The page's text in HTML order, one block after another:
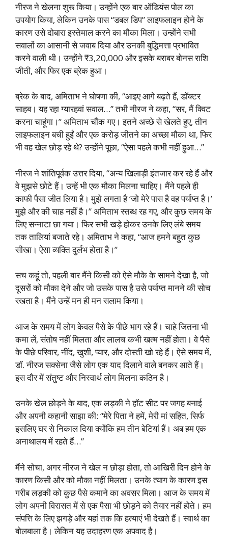
नीरज ने खेलना शुरू किया। उन्होंने एक बार ऑडियंस पोल का
उपयोग किया, लेकिन उनके पास “डबल डिप” लाइफलाइन होने के
कारण उसे दोबारा इस्तेमाल करने का मौका मिला। उन्होंने सभी
सवालों का आसानी से जवाब दिया और उनकी बुद्धिमत्ता प्रभावित
करने वाली थी। उन्होंने ₹3,20,000 और इसके बराबर बोनस राशि
जीती, और फिर एक ब्रेक हुआ।
ब्रेक के बाद, अमिताभ ने घोषणा की, “आइए आगे बढ़ते हैं, डॉक्टर
साहब। यह रहा ग्यारहवां सवाल…” तभी नीरज ने कहा, “सर, मैं क्विट
करना चाहूंगा।” अमिताभ चौंक गए। इतने अच्छे से खेलते हुए, तीन
लाइफलाइन बची हुईं और एक करोड़ जीतने का अच्छा मौका था, फिर
भी वह खेल छोड़ रहे थे? उन्होंने पूछा, “ऐसा पहले कभी नहीं हुआ…”
नीरज ने शांतिपूर्वक उत्तर दिया, “अन्य खिलाड़ी इंतजार कर रहे हैं और
वे मुझसे छोटे हैं। उन्हें भी एक मौका मिलना चाहिए। मैंने पहले ही
काफी पैसा जीत लिया है। मुझे लगता है ‘जो मेरे पास है वह पर्याप्त है।’
मुझे और की चाह नहीं है।” अमिताभ स्तब्ध रह गए, और कुछ समय के
लिए सन्नाटा छा गया। फिर सभी खड़े होकर उनके लिए लंबे समय
तक तालियां बजाते रहे। अमिताभ ने कहा, “आज हमने बहुत कुछ
सीखा। ऐसा व्यक्ति दुर्लभ होता है।”
सच कहूं तो, पहली बार मैंने किसी को ऐसे मौके के सामने देखा है, जो
दूसरों को मौका देने और जो उसके पास है उसे पर्याप्त मानने की सोच
रखता है। मैंने उन्हें मन ही मन सलाम किया।
आज के समय में लोग केवल पैसे के पीछे भाग रहे हैं। चाहे जितना भी
कमा लें, संतोष नहीं मिलता और लालच कभी खत्म नहीं होता। वे पैसे
के पीछे परिवार, नींद, खुशी, प्यार, और दोस्ती खो रहे हैं। ऐसे समय में,
डॉ. नीरज सक्सेना जैसे लोग एक याद दिलाने वाले बनकर आते हैं।
इस दौर में संतुष्ट और निस्वार्थ लोग मिलना कठिन है।
उनके खेल छोड़ने के बाद, एक लड़की ने हॉट सीट पर जगह बनाई
और अपनी कहानी साझा की: “मेरे पिता ने हमें, मेरी मां सहित, सिर्फ
इसलिए घर से निकाल दिया क्योंकि हम तीन बेटियां हैं। अब हम एक
अनाथालय में रहते हैं…”
मैंने सोचा, अगर नीरज ने खेल न छोड़ा होता, तो आखिरी दिन होने के
कारण किसी और को मौका नहीं मिलता। उनके त्याग के कारण इस
गरीब लड़की को कुछ पैसे कमाने का अवसर मिला। आज के समय में
लोग अपनी विरासत में से एक पैसा भी छोड़ने को तैयार नहीं होते। हम
संपत्ति के लिए झगड़े और यहां तक कि हत्याएं भी देखते हैं। स्वार्थ का
बोलबाला है। लेकिन यह उदाहरण एक अपवाद है।